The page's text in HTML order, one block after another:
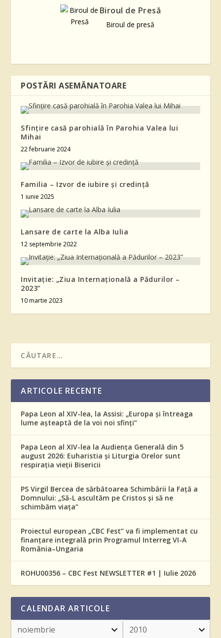
Biroul de Presă
Biroul de presă
POSTĂRI ASEMĂNATOARE
Sfințire casă parohială în Parohia Valea lui
Mihai
22 februarie 2024
Familia – Izvor de iubire și credință
1 iunie 2025
Lansare de carte la Alba Iulia
12 septembrie 2022
Invitație: „Ziua Internaţională a Pădurilor –
2023”
10 martie 2023
ARTICOLE RECENTE
Papa Leon al XIV-lea, la Assisi: „Europa și întreaga
lume așteaptă de la voi noi sfinți”
Papa Leon al XIV-lea la Audiența Generală din 5
august 2026: Euharistia și Liturgia Orelor sunt
respirația vieții Bisericii
PS Virgil Bercea de sărbătoarea Schimbării la Față a
Domnului: „Să-L ascultăm pe Cristos și să ne
schimbăm viața”
Proiectul european „CBC Fest” va fi implementat cu
finanțare integrală prin Programul Interreg VI-A
România–Ungaria
ROHU00356 – CBC Fest NEWSLETTER #1 | Iulie 2026
CALENDAR ARTICOLE